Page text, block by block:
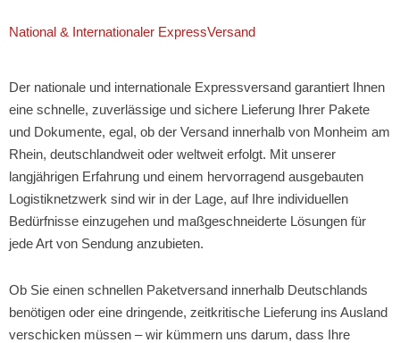
National & Internationaler ExpressVersand
Der nationale und internationale Expressversand garantiert Ihnen
eine schnelle, zuverlässige und sichere Lieferung Ihrer Pakete
und Dokumente, egal, ob der Versand innerhalb von Monheim am
Rhein, deutschlandweit oder weltweit erfolgt. Mit unserer
langjährigen Erfahrung und einem hervorragend ausgebauten
Logistiknetzwerk sind wir in der Lage, auf Ihre individuellen
Bedürfnisse einzugehen und maßgeschneiderte Lösungen für
jede Art von Sendung anzubieten.
Ob Sie einen schnellen Paketversand innerhalb Deutschlands
benötigen oder eine dringende, zeitkritische Lieferung ins Ausland
verschicken müssen – wir kümmern uns darum, dass Ihre